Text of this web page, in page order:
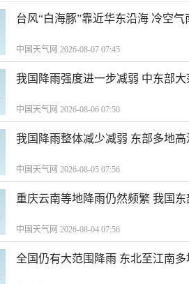
台风“白海豚”靠近华东沿海 冷空
中国天气网 2026-08-07 07:45
我国降雨强度进一步减弱 中东部
中国天气网 2026-08-06 07:50
我国降雨整体减少减弱 东部多地
中国天气网 2026-08-05 07:56
重庆云南等地降雨仍然频繁 我国
中国天气网 2026-08-04 07:56
全国仍有大范围降雨 东北至江南